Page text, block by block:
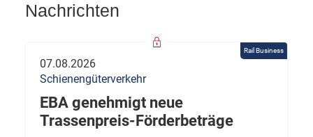
Nachrichten
Rail Business
07.08.2026
Schienengüterverkehr
EBA genehmigt neue
Trassenpreis-Förderbeträge